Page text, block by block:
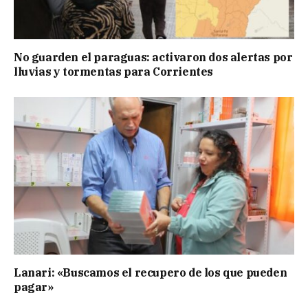
No guarden el paraguas: activaron dos alertas por
lluvias y tormentas para Corrientes
Lanari: «Buscamos el recupero de los que pueden
pagar»